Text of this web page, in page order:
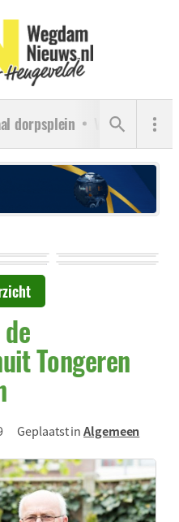
dorpsplein Verenigingen
Tongeren
Geplaatst inAlgemeen